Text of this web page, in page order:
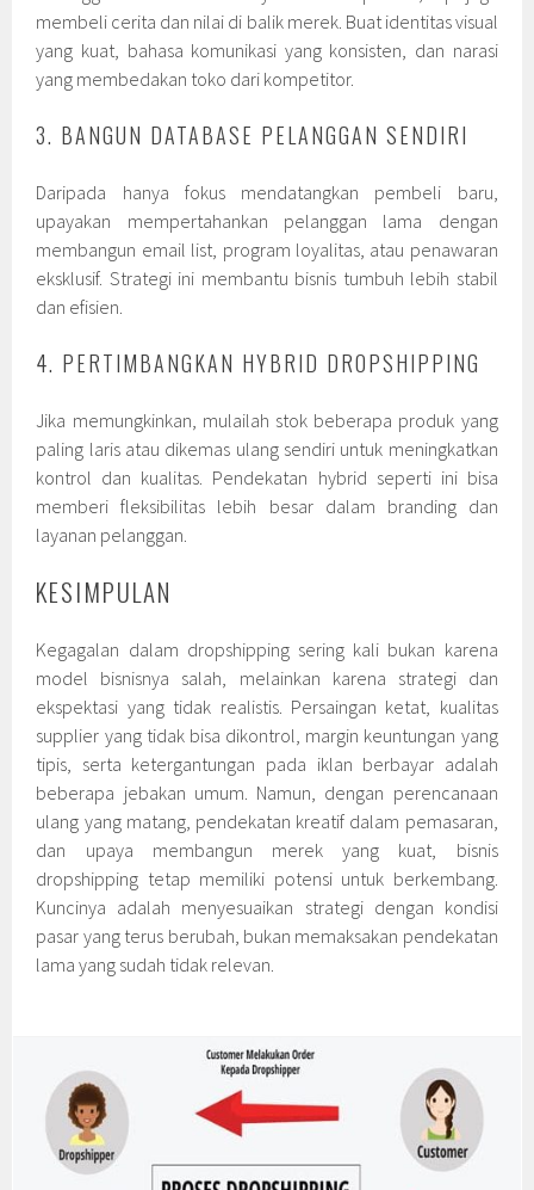
membeli cerita dan nilai di balik merek. Buat identitas visual
yang kuat, bahasa komunikasi yang konsisten, dan narasi
yang membedakan toko dari kompetitor.
3. BANGUN DATABASE PELANGGAN SENDIRI
Daripada hanya fokus mendatangkan pembeli baru,
upayakan mempertahankan pelanggan lama dengan
membangun email list, program loyalitas, atau penawaran
eksklusif. Strategi ini membantu bisnis tumbuh lebih stabil
dan efisien.
4. PERTIMBANGKAN HYBRID DROPSHIPPING
Jika memungkinkan, mulailah stok beberapa produk yang
paling laris atau dikemas ulang sendiri untuk meningkatkan
kontrol dan kualitas. Pendekatan hybrid seperti ini bisa
memberi fleksibilitas lebih besar dalam branding dan
layanan pelanggan.
KESIMPULAN
Kegagalan dalam dropshipping sering kali bukan karena
model bisnisnya salah, melainkan karena strategi dan
ekspektasi yang tidak realistis. Persaingan ketat, kualitas
supplier yang tidak bisa dikontrol, margin keuntungan yang
tipis, serta ketergantungan pada iklan berbayar adalah
beberapa jebakan umum. Namun, dengan perencanaan
ulang yang matang, pendekatan kreatif dalam pemasaran,
dan upaya membangun merek yang kuat, bisnis
dropshipping tetap memiliki potensi untuk berkembang.
Kuncinya adalah menyesuaikan strategi dengan kondisi
pasar yang terus berubah, bukan memaksakan pendekatan
lama yang sudah tidak relevan.